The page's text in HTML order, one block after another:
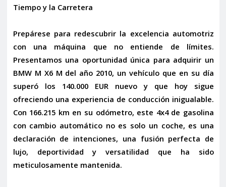
Tiempo y la Carretera
Prepárese para redescubrir la excelencia automotriz
con una máquina que no entiende de límites.
Presentamos una oportunidad única para adquirir un
BMW M X6 M del año 2010, un vehículo que en su día
superó los 140.000 EUR nuevoy que hoy sigue
ofreciendo una experiencia de conducción inigualable.
Con 166.215 km en su odómetro, este 4x4 de gasolina
con cambio automático no es solo un coche, es una
declaración de intenciones, una fusión perfecta de
lujo, deportividad y versatilidad que ha sido
meticulosamente mantenida.